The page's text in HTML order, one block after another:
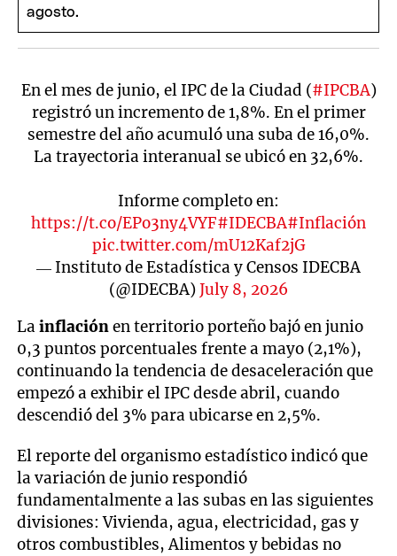
En el mes de junio, el IPC de la Ciudad (#IPCBA)
registró un incremento de 1,8%. En el primer
semestre del año acumuló una suba de 16,0%.
La trayectoria interanual se ubicó en 32,6%.
Informe completo en:
https://t.co/EPo3ny4VYF#IDECBA#Inflación
pic.twitter.com/mU12Kaf2jG
— Instituto de Estadística y Censos IDECBA
(@IDECBA)July 8, 2026
Lainflaciónen territorio porteño bajó en junio
0,3 puntos porcentuales frente a mayo (2,1%),
continuando la tendencia de desaceleración que
empezó a exhibir el IPC desde abril, cuando
descendió del 3% para ubicarse en 2,5%.
El reporte del organismo estadístico indicó que
la variación de junio respondió
fundamentalmente a las subas en las siguientes
divisiones: Vivienda, agua, electricidad, gas y
otros combustibles, Alimentos y bebidas no